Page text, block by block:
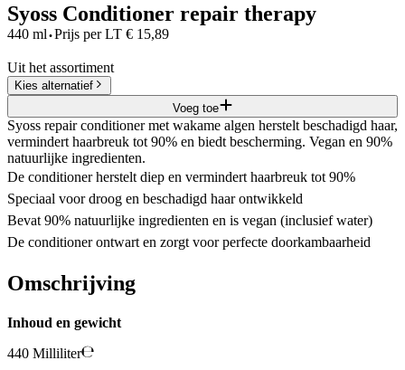
Syoss Conditioner repair therapy
440 ml·Prijs per LT € 15,89
Uit het assortiment
Kies alternatief
Voeg toe
Syoss repair conditioner met wakame algen herstelt beschadigd haar,
vermindert haarbreuk tot 90% en biedt bescherming. Vegan en 90%
natuurlijke ingredienten.
De conditioner herstelt diep en vermindert haarbreuk tot 90%
Speciaal voor droog en beschadigd haar ontwikkeld
Bevat 90% natuurlijke ingredienten en is vegan (inclusief water)
De conditioner ontwart en zorgt voor perfecte doorkambaarheid
Omschrijving
Inhoud en gewicht
440 Milliliter